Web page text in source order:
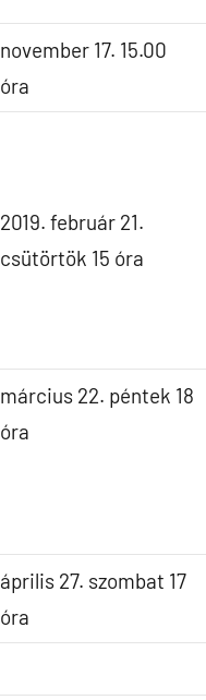
november 17. 15.00
óra
2019. február 21.
csütörtök 15 óra
március 22. péntek 18
óra
április 27. szombat 17
óra